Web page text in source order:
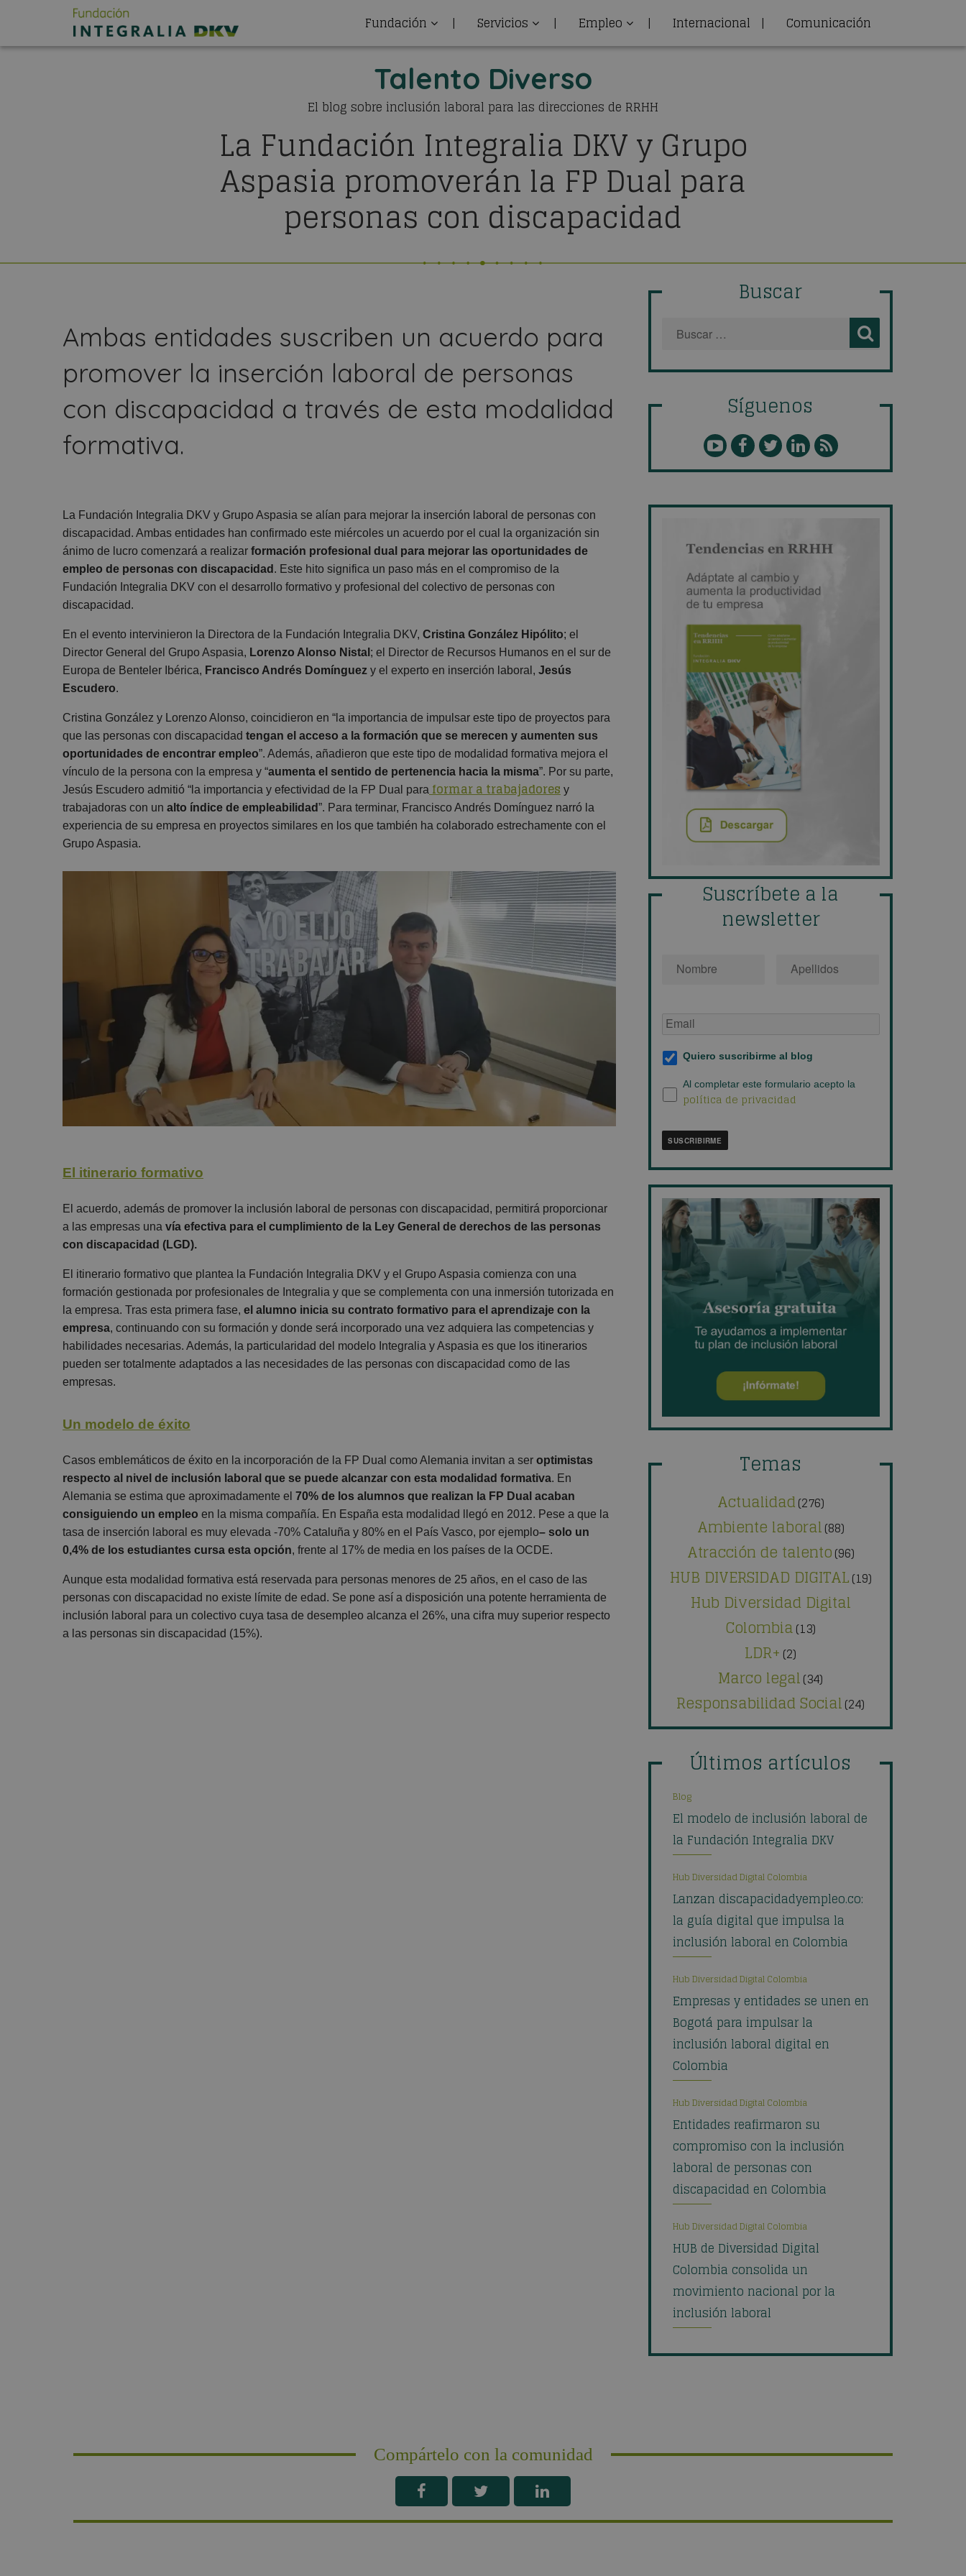
Fundación | Servicios | Empleo | Internacional | Comunicación
Talento Diverso
El blog sobre inclusión laboral para las direcciones de RRHH
La Fundación Integralia DKV y Grupo
Aspasia promoverán la FP Dual para
personas con discapacidad
Ambas entidades suscriben un acuerdo para
promover la inserción laboral de personas
con discapacidad a través de esta modalidad
formativa.
La Fundación Integralia DKV y Grupo Aspasia se alían para mejorar la inserción laboral de personas con
discapacidad. Ambas entidades han confirmado este miércoles un acuerdo por el cual la organización sin
ánimo de lucro comenzará a realizar formación profesional dual para mejorar las oportunidades de
empleo de personas con discapacidad . Este hito significa un paso más en el compromiso de la
Fundación Integralia DKV con el desarrollo formativo y profesional del colectivo de personas con
discapacidad.
En el evento intervinieron la Directora de la Fundación Integralia DKV, Cristina González Hipólito; el
Director General del Grupo Aspasia, Lorenzo Alonso Nistal ; el Director de Recursos Humanos en el sur de
Europa de Benteler Ibérica, Francisco Andrés Domínguez y el experto en inserción laboral, Jesús
Escudero.
Cristina González y Lorenzo Alonso, coincidieron en “la importancia de impulsar este tipo de proyectos para
que las personas con discapacidad tengan el acceso a la formación que se merecen y aumenten sus
oportunidades de encontrar empleo”. Además, añadieron que este tipo de modalidad formativa mejora el
vínculo de la persona con la empresa y “aumenta el sentido de pertenencia hacia la misma”. Por su parte,
Jesús Escudero admitió “la importancia y efectividad de la FP Dual paraformar a trabajadores y
trabajadoras con un alto índice de empleabilidad”. Para terminar, Francisco Andrés Domínguez narró la
experiencia de su empresa en proyectos similares en los que también ha colaborado estrechamente con el
Grupo Aspasia.
El itinerario formativo
El acuerdo, además de promover la inclusión laboral de personas con discapacidad, permitirá proporcionar
a las empresas una vía efectiva para el cumplimiento de la Ley General de derechos de las personas
con discapacidad (LGD).
El itinerario formativo que plantea la Fundación Integralia DKV y el Grupo Aspasia comienza con una
formación gestionada por profesionales de Integralia y que se complementa con una inmersión tutorizada en
la empresa. Tras esta primera fase, el alumno inicia su contrato formativo para el aprendizaje con la
empresa, continuando con su formación y donde será incorporado una vez adquiera las competencias y
habilidades necesarias. Además, la particularidad del modelo Integralia y Aspasia es que los itinerarios
pueden ser totalmente adaptados a las necesidades de las personas con discapacidad como de las
empresas.
Un modelo de éxito
Casos emblemáticos de éxito en la incorporación de la FP Dual como Alemania invitan a ser optimistas
respecto al nivel de inclusión laboral que se puede alcanzar con esta modalidad formativa. En
Alemania se estima que aproximadamente el 70% de los alumnos que realizan la FP Dual acaban
consiguiendo un empleo en la misma compañía. En España esta modalidad llegó en 2012. Pese a que la
tasa de inserción laboral es muy elevada -70% Cataluña y 80% en el País Vasco, por ejemplo– solo un
0,4% de los estudiantes cursa esta opción, frente al 17% de media en los países de la OCDE.
Aunque esta modalidad formativa está reservada para personas menores de 25 años, en el caso de las
personas con discapacidad no existe límite de edad. Se pone así a disposición una potente herramienta de
inclusión laboral para un colectivo cuya tasa de desempleo alcanza el 26%, una cifra muy superior respecto
a las personas sin discapacidad (15%).
Buscar
Síguenos
Suscríbete a la
newsletter
de
Suscripción
al
blog
*
Quiero suscribirme al blog
Política
de
Al completar este formulario acepto la
política de privacidad
SUSCRIBIRME
Temas
Actualidad(276)
Ambiente laboral(88)
Atracción de talento(96)
HUB DIVERSIDAD DIGITAL(19)
Hub Diversidad Digital
Colombia(13)
LDR+ (2)
Marco legal(34)
Responsabilidad Social(24)
Últimos artículos
Blog
El modelo de inclusión laboral de
la Fundación Integralia DKV
Hub Diversidad Digital Colombia
Lanzan discapacidadyempleo.co:
la guía digital que impulsa la
inclusión laboral en Colombia
Hub Diversidad Digital Colombia
Empresas y entidades se unen en
Bogotá para impulsar la
inclusión laboral digital en
Colombia
Hub Diversidad Digital Colombia
Entidades reafirmaron su
compromiso con la inclusión
laboral de personas con
discapacidad en Colombia
Hub Diversidad Digital Colombia
HUB de Diversidad Digital
Colombia consolida un
movimiento nacional por la
inclusión laboral
Compártelo con la comunidad